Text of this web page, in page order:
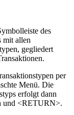
des
mit allen
gegliedert
per
Menü. Die
erfolgt dann
und <RETURN>.